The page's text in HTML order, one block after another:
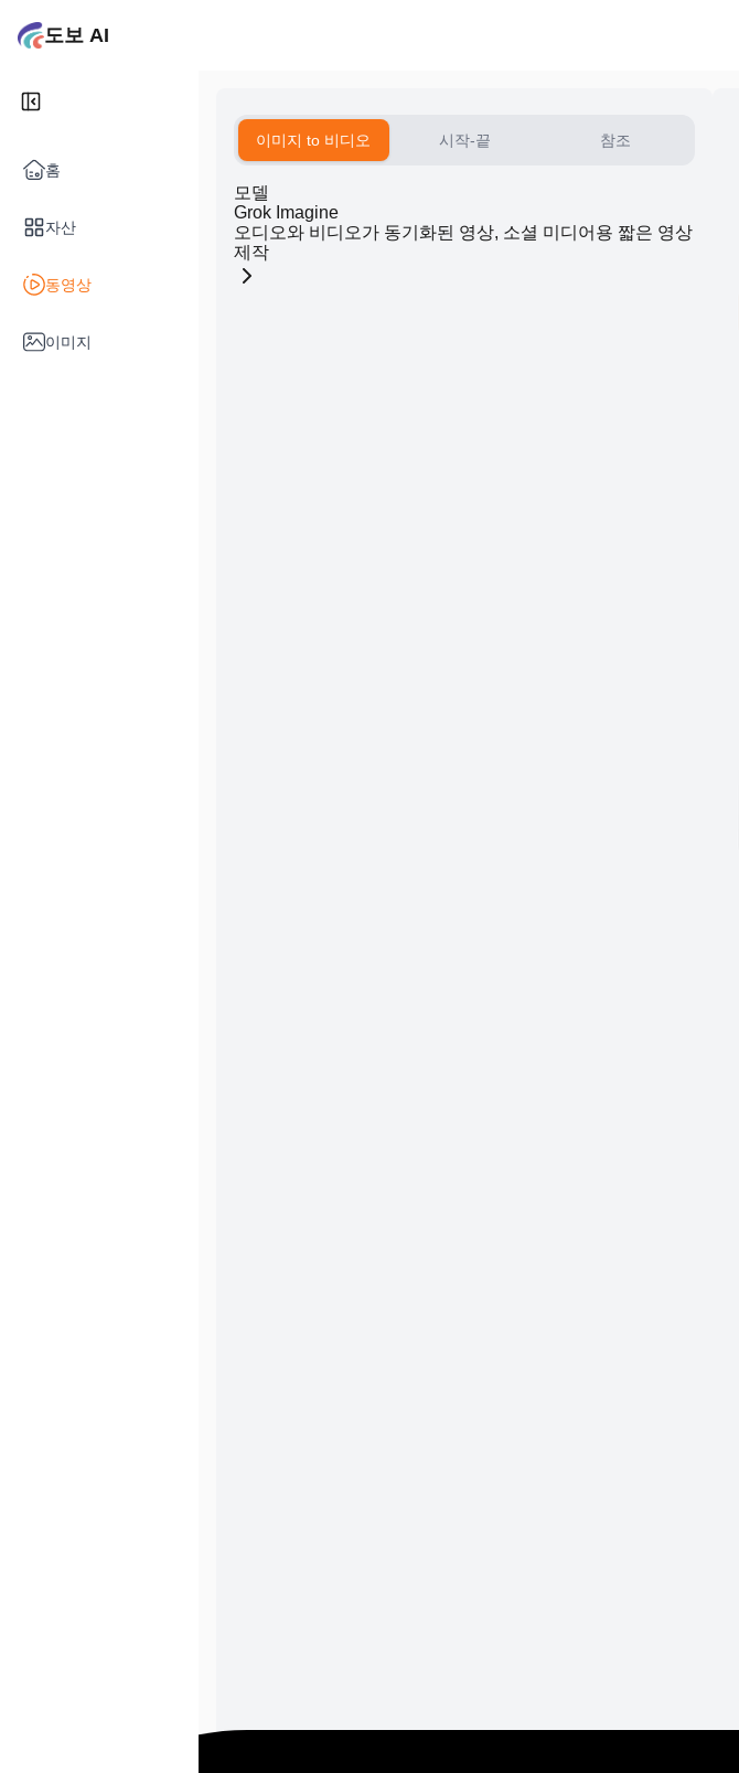
도보 AI
홈
자산
동영상
이미지
이미지 to 비디오 시작-끝 참조
모델
Grok Imagine
오디오와 비디오가 동기화된 영상, 소셜 미디어용 짧은 영상
제작